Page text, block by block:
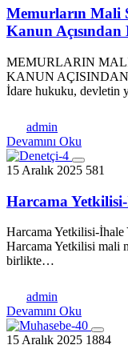
Memurların Mali
Kanun
MEMURLARIN
KANUN
İdare hukuku, devletin
admin
Devamını Oku
15 Aralık 2025 581
Harcama Yetkilisi-
Harcama Yetkilisi-İhale
Harcama Yetkilisi mali
birlikte…
admin
Devamını Oku
15 Aralık 2025 1884